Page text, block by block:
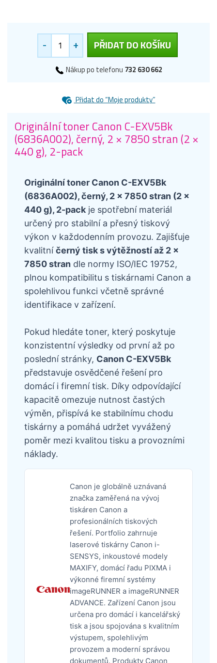
- + PŘIDAT DO KOŠÍKU
Nákup po telefonu 732 630 662
Přidat do “Moje produkty”
Originální toner Canon C-EXV5Bk
(6836A002), černý, 2 × 7850 stran (2 ×
440 g), 2-pack
Originální toner Canon C-EXV5Bk
(6836A002), černý, 2 × 7850 stran (2 ×
440 g), 2-pack je spotřební materiál
určený pro stabilní a přesný tiskový
výkon v každodenním provozu. Zajišťuje
kvalitníčerný tisk s výtěžností až 2 ×
7850 stran dle normy ISO/IEC 19752,
plnou kompatibilitu s tiskárnami Canon a
spolehlivou funkci včetně správné
identifikace v zařízení.
Pokud hledáte toner, který poskytuje
konzistentní výsledky od první až po
poslední stránky, Canon C-EXV5Bk
představuje osvědčené řešení pro
domácí i firemní tisk. Díky odpovídající
kapacitě omezuje nutnost častých
výměn, přispívá ke stabilnímu chodu
tiskárny a pomáhá udržet vyvážený
poměr mezi kvalitou tisku a provozními
náklady.
Canon je globálně uznávaná
značka zaměřená na vývoj
tiskáren Canon a
profesionálních tiskových
řešení. Portfolio zahrnuje
laserové tiskárny Canon i-
SENSYS, inkoustové modely
MAXIFY, domácí řadu PIXMA i
výkonné firemní systémy
imageRUNNER a imageRUNNER
ADVANCE. Zařízení Canon jsou
určena pro domácí i kancelářský
tisk a jsou spojována s kvalitním
výstupem, spolehlivým
provozem a moderní správou
dokumentů. Produkty Canon